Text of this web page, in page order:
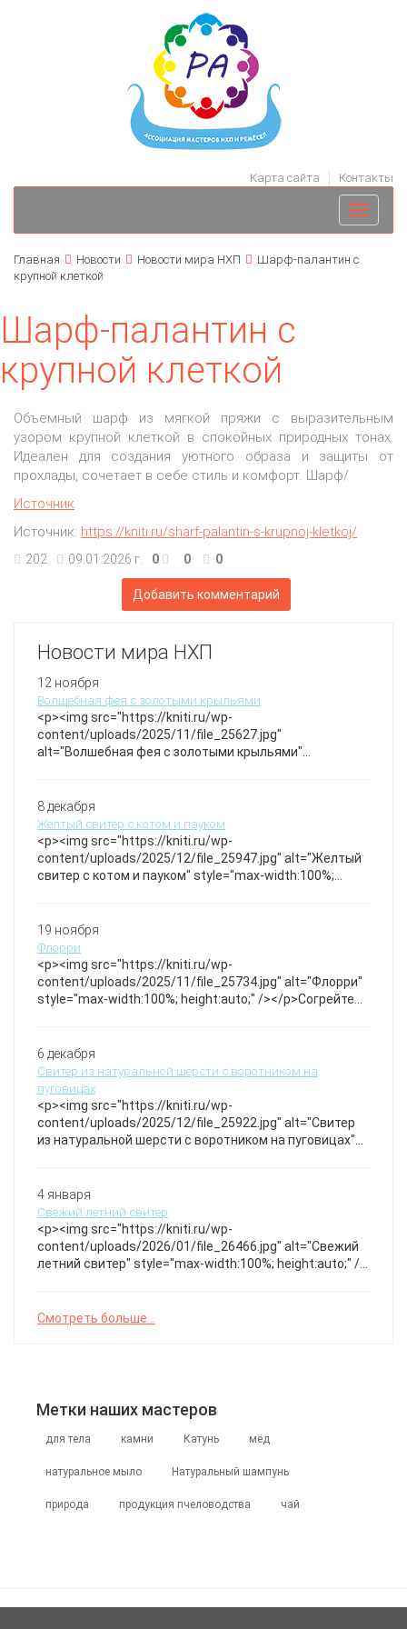
Карта сайта Контакты
Toggle
Главная Новости Новости мира НХП
Шарф-палантин с
крупной клеткой
Шарф-палантин с
крупной клеткой
Объемный шарф из мягкой пряжи с выразительным
узором крупной клеткой в спокойных природных тонах.
Идеален для создания уютного образа и защиты от
прохлады, сочетает в себе стиль и комфорт. Шарф/
Источник
Источник: https://kniti.ru/sharf-palantin-s-krupnoj-kletkoj/
202 09.01.2026 г. 0 0 0
Добавить комментарий
Новости мира НХП
12 ноября
Волшебная фея с золотыми крыльями
<p><img src="https://kniti.ru/wp-
content/uploads/2025/11/file_25627.jpg"
alt="Волшебная фея с золотыми крыльями"
крылышками и воздушной юбкой из белого кружева
создан для тех, кто ценит тонкую работу и
уникальные детали. Какая часть этой куклы вам
кажется самой волшебной? Милые ангелочки от
нейросети Клад Амигуруми
8 декабря
Желтый свитер с котом и пауком
<p><img src="https://kniti.ru/wp-
content/uploads/2025/12/file_25947.jpg" alt="Желтый
свитер с котом и пауком" style="max-width:100%;
рисунком черного кота с большими глазами и паука
на паутине. Уникальный дизайн с объемным узором и
аккуратной отделкой горловины и манжет. Схемы для
детского вязания
19 ноября
Флорри
<p><img src="https://kniti.ru/wp-
content/uploads/2025/11/file_25734.jpg" alt="Флорри"
style="max-width:100%; height:auto;" /></p>Согрейте
-айла Красивый комплект
6 декабря
Свитер из натуральной шерсти с воротником на
пуговицах
<p><img src="https://kniti.ru/wp-
content/uploads/2025/12/file_25922.jpg" alt="Свитер
из натуральной шерсти с воротником на пуговицах"
вязкой, дополненный стильным воротником на двух
пуговицах, который придаёт изделию элегантность и
оригинальность. Идеален для холодного сезона и
создания уютного образа. Для мужчин
4 января
Свежий летний свитер
<p><img src="https://kniti.ru/wp-
content/uploads/2026/01/file_26466.jpg" alt="Свежий
летний свитер" style="max-width:100%; height:auto;" />
подойдет для прогулок у воды. Как вам сочетание
Смотреть больше...
Метки наших мастеров
для тела камни Катунь мёд
натуральное мыло Натуральный шампунь
природа продукция пчеловодства чай